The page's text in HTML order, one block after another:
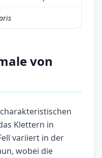
von
Klettern in
variiert in der
wobei die